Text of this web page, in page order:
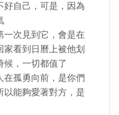
好自己，可是，因為
一次見到它，會是在
看到日曆上被他划
候，一切都值了
在孤勇向前，是你們
以能夠愛著對方，是